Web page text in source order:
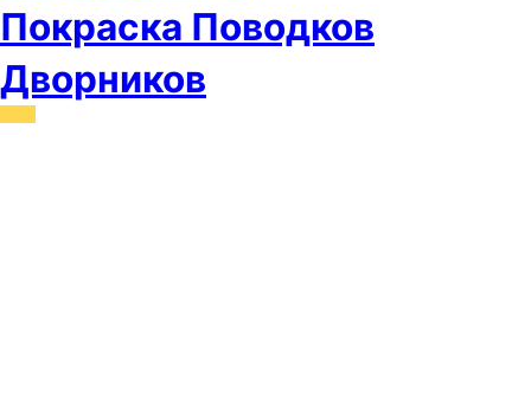
Покраска Поводков
Дворников